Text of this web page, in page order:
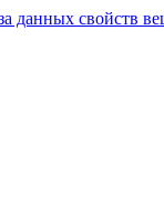
данных свойств